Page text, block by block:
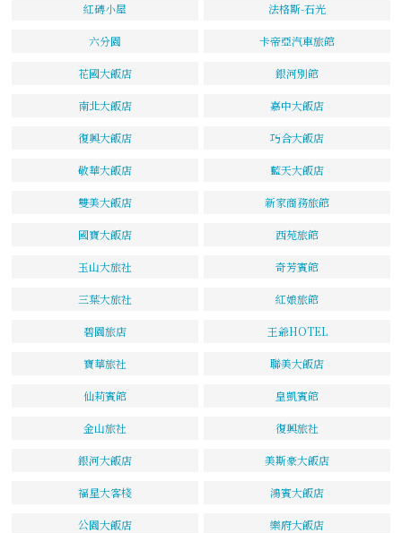
紅磚小屋 法格斯-石光
六分園 卡帝亞汽車旅館
花國大飯店 銀河別館
南北大飯店 嘉中大飯店
復興大飯店 巧合大飯店
敬華大飯店 藍天大飯店
雙美大飯店 新家商務旅館
國寶大飯店 西苑旅館
玉山大旅社 奇芳賓館
三葉大旅社 紅娘旅館
碧園旅店 王爺HOTEL
寶華旅社 聯美大飯店
仙莉賓館 皇凱賓館
金山旅社 復興旅社
銀河大飯店 美斯豪大飯店
福星大客棧 鴻賓大飯店
公園大飯店 樂府大飯店